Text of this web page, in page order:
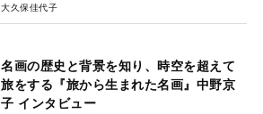
大久保佳代子
名画の歴史と背景を知り、時空を超えて
旅をする『旅から生まれた名画』中野京
子 インタビュー